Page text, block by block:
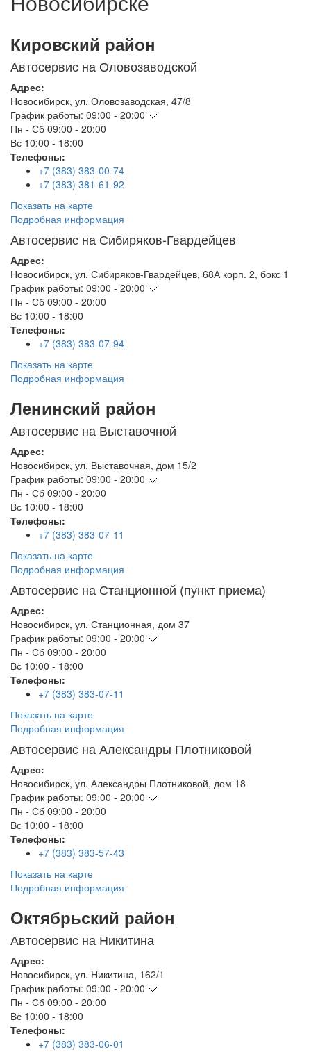
Кировский район
Автосервис на Оловозаводской
Адрес:
Новосибирск, ул. Оловозаводская, 47/8
График работы: 09:00 - 20:00
Пн - Сб 09:00 - 20:00
Вс 10:00 - 18:00
Телефоны:
+7 (383) 383-00-74
+7 (383) 381-61-92
Показать на карте
Подробная информация
Автосервис на Сибиряков-Гвардейцев
Адрес:
Новосибирск, ул. Сибиряков-Гвардейцев, 68А корп. 2, бокс 1
График работы: 09:00 - 20:00
Пн - Сб 09:00 - 20:00
Вс 10:00 - 18:00
Телефоны:
+7 (383) 383-07-94
Показать на карте
Подробная информация
Ленинский район
Автосервис на Выставочной
Адрес:
Новосибирск, ул. Выставочная, дом 15/2
График работы: 09:00 - 20:00
Пн - Сб 09:00 - 20:00
Вс 10:00 - 18:00
Телефоны:
+7 (383) 383-07-11
Показать на карте
Подробная информация
Автосервис на Станционной (пункт приема)
Адрес:
Новосибирск, ул. Станционная, дом 37
График работы: 09:00 - 20:00
Пн - Сб 09:00 - 20:00
Вс 10:00 - 18:00
Телефоны:
+7 (383) 383-07-11
Показать на карте
Подробная информация
Автосервис на Александры Плотниковой
Адрес:
Новосибирск, ул. Александры Плотниковой, дом 18
График работы: 09:00 - 20:00
Пн - Сб 09:00 - 20:00
Вс 10:00 - 18:00
Телефоны:
+7 (383) 383-57-43
Показать на карте
Подробная информация
Октябрьский район
Автосервис на Никитина
Адрес:
Новосибирск, ул. Никитина, 162/1
График работы: 09:00 - 20:00
Пн - Сб 09:00 - 20:00
Вс 10:00 - 18:00
Телефоны:
+7 (383) 383-06-01